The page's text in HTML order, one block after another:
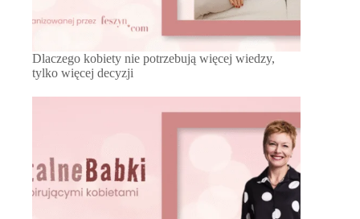
Dlaczego kobiety nie potrzebują więcej wiedzy,
tylko więcej decyzji